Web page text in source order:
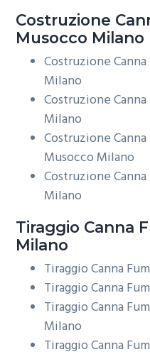
Costruzione
Musocco Milano
Costruzione
Milano
Costruzione
Milano
Costruzione
Musocco Milano
Costruzione
Milano
Tiraggio Canna
Milano
Tiraggio Canna
Tiraggio Canna
Tiraggio Canna
Milano
Tiraggio Canna